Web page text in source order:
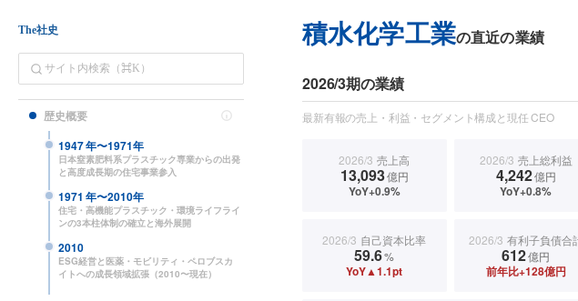
The社史
歴史概要
1947年〜1971年
日本窒素肥料系プラスチック専業からの出発
と高度成長期の住宅事業参入
1971 年〜2010年
住宅・高機能プラスチック・環境ライフライ
ンの3本柱体制の確立と海外展開
2010
ESG経営と医薬・モビリティ・ペロブスカ
イトへの成長領域拡張（2010〜現在）
積水化学工業の直近の業績
2026/3期の業績
最新有報の売上・利益・セグメント構成と現任 CEO
2026/3 売上高
13,093億円
YoY+0.9%
2026/3 売上総利益
4,242億円
YoY+0.8%
2026/3 自己資本比率
59.6%
YoY▲1.1pt
2026/3 有利子負債合
612億円
前年比+128億円